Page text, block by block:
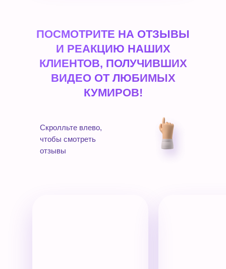
ПОСМОТРИТЕ НА ОТЗЫВЫ
И РЕАКЦИЮ НАШИХ
КЛИЕНТОВ, ПОЛУЧИВШИХ
ВИДЕО ОТ ЛЮБИМЫХ
КУМИРОВ!
Скролльте влево,
чтобы смотреть
отзывы